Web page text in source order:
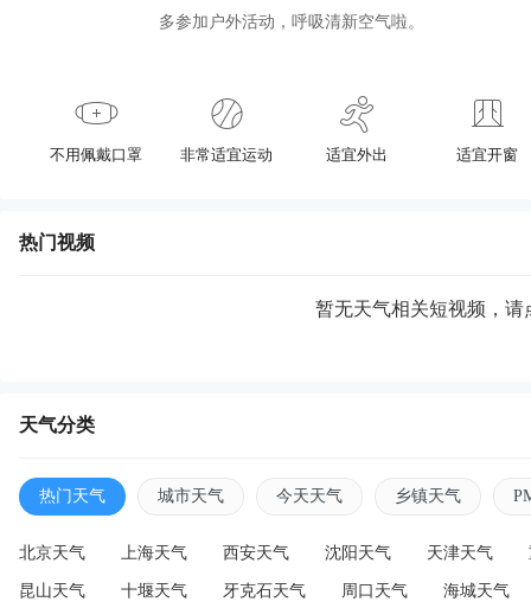
多参加户外活动，呼吸清新空气啦。
不用佩戴口罩 非常适宜运动 适宜外出 适宜开窗
热门视频
暂无天气相关短视频，请
天气分类
热门天气 城市天气 今天天气 乡镇天气
北京天气 上海天气 西安天气 沈阳天气 天津天气
昆山天气 十堰天气 牙克石天气 周口天气 海城天气